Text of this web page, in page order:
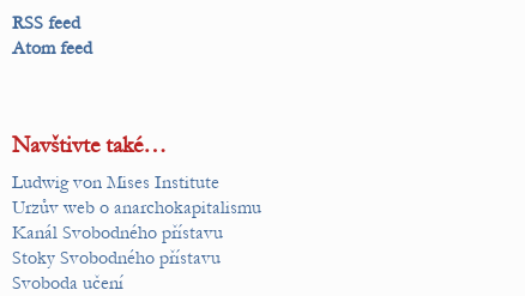
RSS feed
Atom feed
Navštivte také…
Ludwig von Mises Institute
Urzův web o anarchokapitalismu
Kanál Svobodného přístavu
Stoky Svobodného přístavu
Svoboda učení